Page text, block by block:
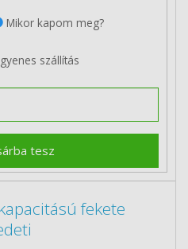
Mikor kapom meg?
szállítás
tesz
fekete